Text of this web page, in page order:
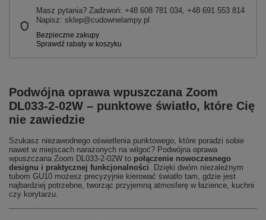
Masz pytania? Zadzwoń: +48 608 781 034, +48 691 553 814
Napisz: sklep@cudownelampy.pl
Podwójna oprawa wpuszczana Zoom
DL033-2-02W – punktowe światło, które Cię
nie zawiedzie
Szukasz niezawodnego oświetlenia punktowego, które poradzi sobie
nawet w miejscach narażonych na wilgoć? Podwójna oprawa
wpuszczana Zoom DL033-2-02W to połączenie nowoczesnego
designu i praktycznej funkcjonalności. Dzięki dwóm niezależnym
tubom GU10 możesz precyzyjnie kierować światło tam, gdzie jest
najbardziej potrzebne, tworząc przyjemną atmosferę w łazience, kuchni
czy korytarzu.